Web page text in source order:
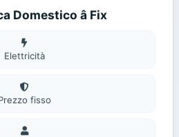
Domestico â Fix
Elettricità
Elettricità
fisso
Domestico